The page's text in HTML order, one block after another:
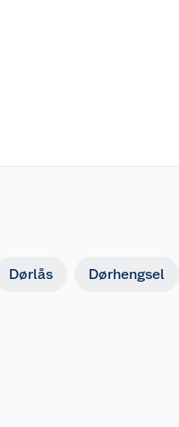
Dørlås Dørhengsel